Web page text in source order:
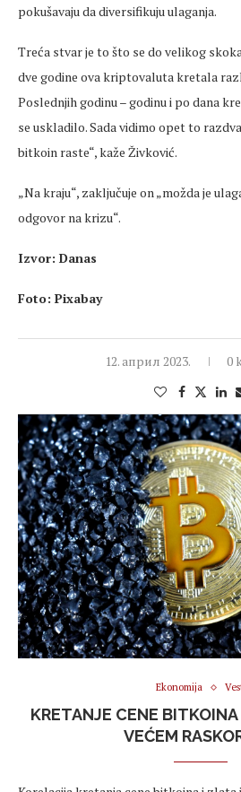
pokušavaju da diversifikuju ulaganja.
Treća stvar je to što se do velikog
dve godine ova kriptovaluta kretala
Poslednjih godinu – godinu i po dana
se uskladilo. Sada vidimo opet to
bitkoin raste“, kaže Živković.
„Na kraju“, zaključuje on „možda je
odgovor na krizu“.
Izvor: Danas
Foto: Pixabay
12. април 2023. 0
Ekonomija
KRETANJE CENE
VEĆEM